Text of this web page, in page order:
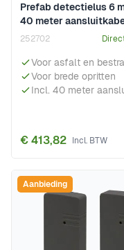
available
available
available
available
available
available
available
Prefab detectielus 6
40 meter
252702
Voor asfalt en
Voor brede opritten
Incl. 40 meter
€ 413,82
Aanbieding